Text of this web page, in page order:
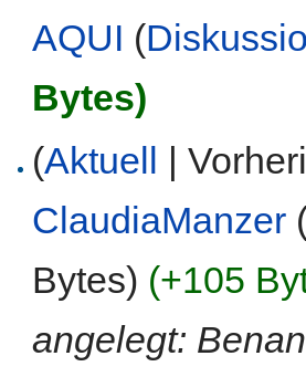
AQUI (
Bytes)
(Aktuell |
ClaudiaManzer
Bytes) (+105
angelegt: